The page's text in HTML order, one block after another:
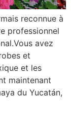
reconnue à
professionnel
avez
et
et les
maintenant
du Yucatán,